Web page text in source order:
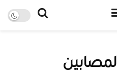
المصابين